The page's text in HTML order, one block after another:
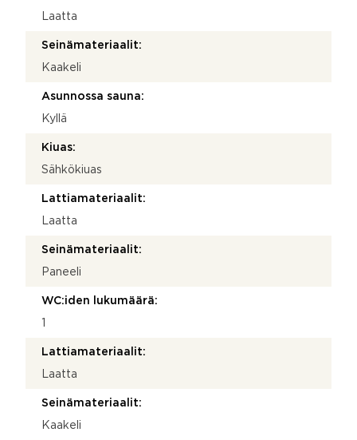
Laatta
Seinämateriaalit:
Kaakeli
Asunnossa sauna:
Kyllä
Kiuas:
Sähkökiuas
Lattiamateriaalit:
Laatta
Seinämateriaalit:
Paneeli
WC:iden lukumäärä:
Lattiamateriaalit:
Laatta
Seinämateriaalit:
Kaakeli